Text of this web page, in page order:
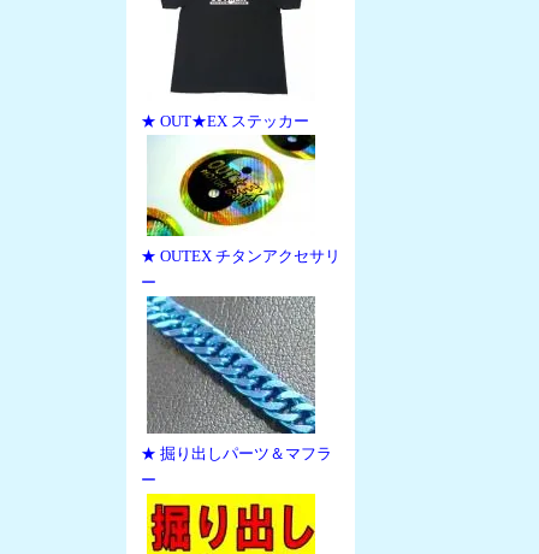
★ OUT★EX ステッカー
★ OUTEX チタンアクセサリ
ー
★ 掘り出しパーツ＆マフラ
ー